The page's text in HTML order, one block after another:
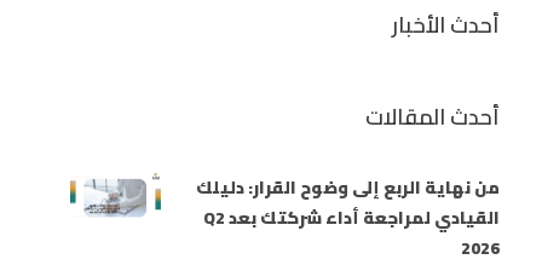
أحدث الأخبار
أحدث المقالات
من نهاية الربع إلى وضوح القرار: دليلك
القيادي لمراجعة أداء شركتك بعد Q2
2026